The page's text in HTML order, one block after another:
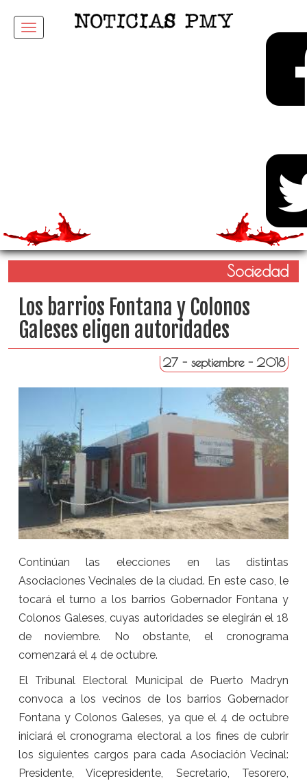
Menu
Sociedad
Los barrios Fontana y Colonos
Galeses eligen autoridades
27 - septiembre - 2018
Continúan las elecciones en las distintas
Asociaciones Vecinales de la ciudad. En este caso, le
tocará el turno a los barrios Gobernador Fontana y
Colonos Galeses, cuyas autoridades se elegirán el 18
de noviembre. No obstante, el cronograma
comenzará el 4 de octubre.
El Tribunal Electoral Municipal de Puerto Madryn
convoca a los vecinos de los barrios Gobernador
Fontana y Colonos Galeses, ya que el 4 de octubre
iniciará el cronograma electoral a los fines de cubrir
los siguientes cargos para cada Asociación Vecinal:
Presidente, Vicepresidente, Secretario, Tesorero,